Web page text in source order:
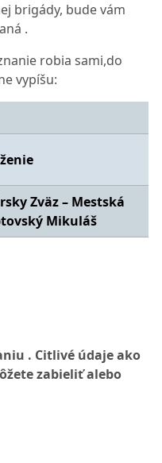
brigády, bude vám
.
robia sami,do
vypíšu:
Zväz – Mestská
Mikuláš
. Citlivé údaje ako
zabieliť alebo